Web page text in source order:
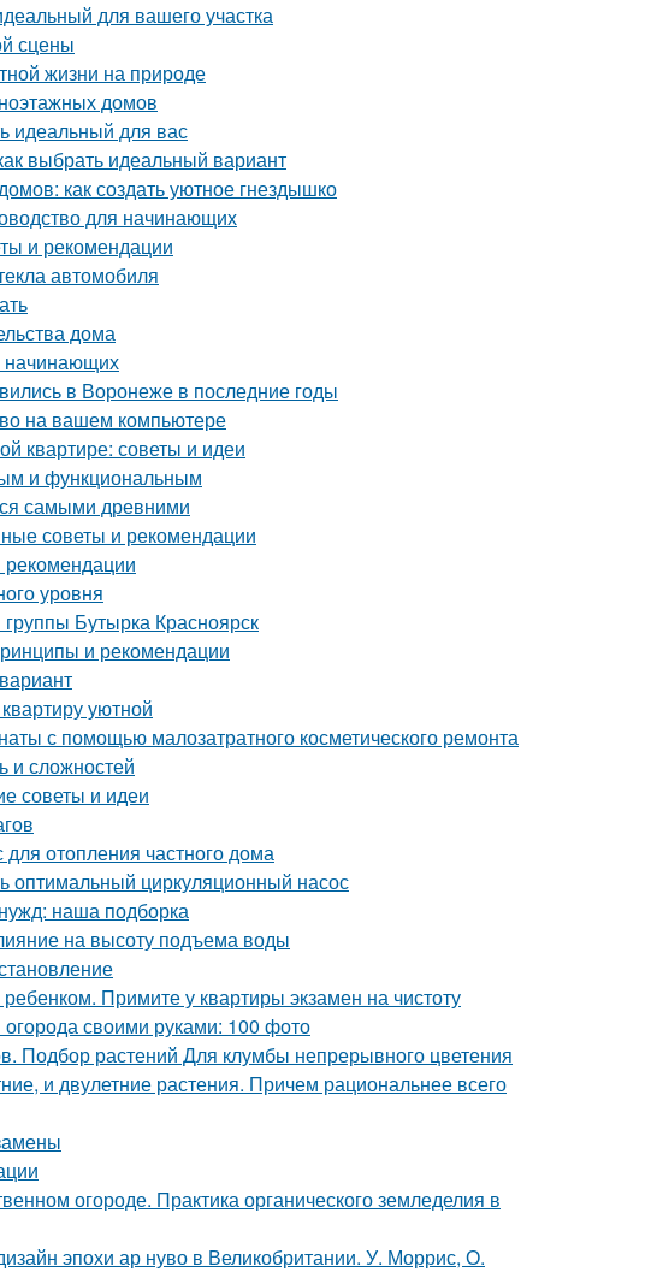
для вашего участка
сцены
жизни на природе
домов
идеальный для вас
выбрать идеальный вариант
как создать уютное гнездышко
для начинающих
и рекомендации
автомобиля
дома
начинающих
в Воронеже в последние годы
на вашем компьютере
квартире: советы и идеи
и функциональным
самыми древними
советы и рекомендации
уровня
Бутырка Красноярск
и рекомендации
уютной
с помощью малозатратного косметического ремонта
и сложностей
советы и идеи
отопления частного дома
оптимальный циркуляционный насос
наша подборка
на высоту подъема воды
Примите у квартиры экзамен на чистоту
своими руками: 100 фото
Подбор растений Для клумбы непрерывного цветения
и двулетние растения. Причем рациональнее всего
огороде. Практика органического земледелия в
эпохи ар нуво в Великобритании. У. Моррис, О.